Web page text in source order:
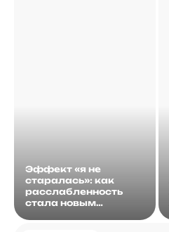
Эффект «я не
старалась»: как
расслабленность
стала новым